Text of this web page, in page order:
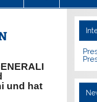
und hat